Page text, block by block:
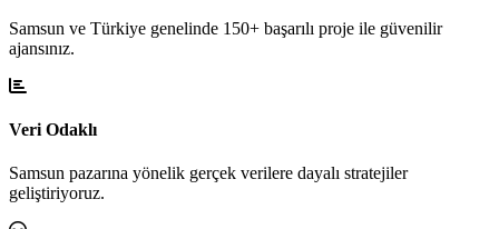
Samsun ve Türkiye genelinde 150+ başarılı proje ile güvenilir
ajansınız.
Veri Odaklı
Samsun pazarına yönelik gerçek verilere dayalı stratejiler
geliştiriyoruz.